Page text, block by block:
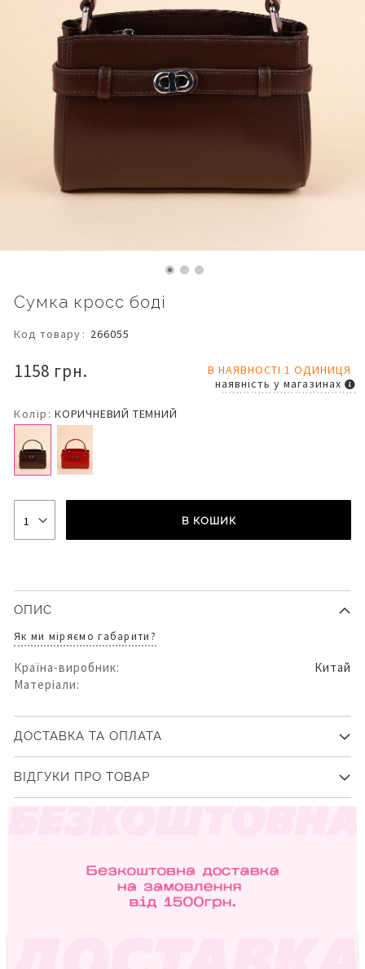
Сумка кросс боді
Код товару 266055
1158 грн.
В НАЯВНОСТІ 1 ОДИНИЦЯ
наявність у магазинах
Колір: КОРИЧНЕВИЙ ТЕМНИЙ
В КОШИК
галереї
ОПИС
Як ми міряємо габарити?
Країна-виробник:
Китай
Матеріали:
ДОСТАВКА ТА ОПЛАТА
ВІДГУКИ ПРО ТОВАР